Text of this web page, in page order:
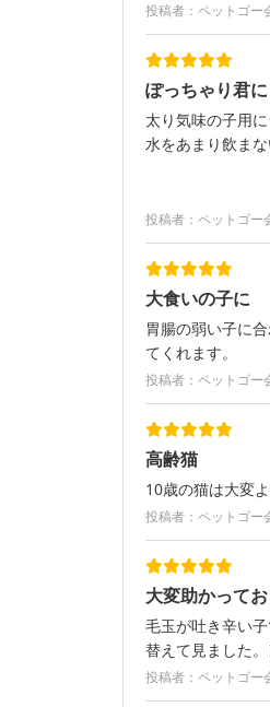
投稿者：ペットゴー
ぽっちゃり君に
太り気味の子用
水をあまり飲ま
投稿者：ペットゴー
大食いの子に
胃腸の弱い子に
てくれます。
投稿者：ペットゴー
高齢猫
10歳の猫は大変
投稿者：ペットゴー
大変助かってお
毛玉が吐き辛い
替えて見ました
投稿者：ペットゴー